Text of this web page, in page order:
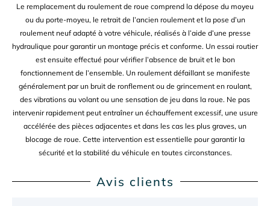
Le remplacement du roulement de roue comprend la dépose du moyeu
ou du porte-moyeu, le retrait de l’ancien roulement et la pose d’un
roulement neuf adapté à votre véhicule, réalisés à l’aide d’une presse
hydraulique pour garantir un montage précis et conforme. Un essai routier
est ensuite effectué pour vérifier l’absence de bruit et le bon
fonctionnement de l’ensemble. Un roulement défaillant se manifeste
généralement par un bruit de ronflement ou de grincement en roulant,
des vibrations au volant ou une sensation de jeu dans la roue. Ne pas
intervenir rapidement peut entraîner un échauffement excessif, une usure
accélérée des pièces adjacentes et dans les cas les plus graves, un
blocage de roue. Cette intervention est essentielle pour garantir la
sécurité et la stabilité du véhicule en toutes circonstances.
Avis clients